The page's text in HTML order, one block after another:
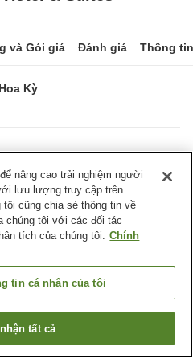
và Gói giá Đánh giá Thông
Kỳ
Nhà hàng
Giặt ủi
Quận Shawnee
NORTH
trống
nâng cao trải nghiệm người
lưu lượng truy cập trên
tôi cũng chia sẻ thông tin về
chúng tôi với các đối tác
tích của chúng tôi. Chính
tin cá nhân của tôi
tất cả